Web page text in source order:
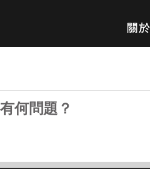
何問題？